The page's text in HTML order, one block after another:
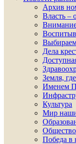
Архив
Власть –
Дела
Земля,
Именем
Культура
Мир
Общество
Победа в